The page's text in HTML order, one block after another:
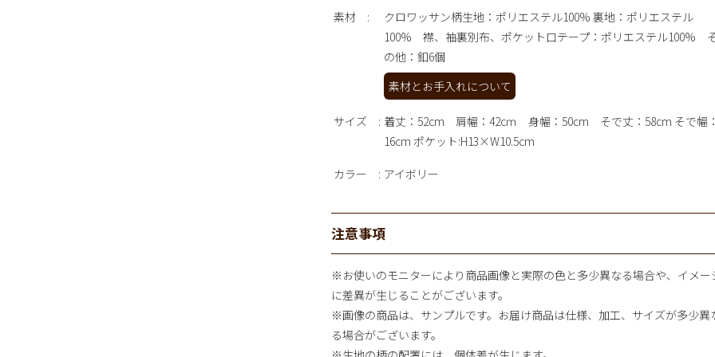
素材
クロワッサン柄生地：ポリエステル100% 裏地：ポリエステル
100% 襟、袖裏別布、ポケット口テープ：ポリエステル100%
の他：釦6個
素材とお手入れについて
サイズ
着丈：52cm 肩幅：42cｍ 身幅：50cm そで丈：58cm そで幅：
16cm ポケット:H13×W10.5cm
カラー アイボリー
注意事項
※お使いのモニターにより商品画像と実際の色と多少異なる場合や、イメー
に差異が生じることがございます。
※画像の商品は、サンプルです。お届け商品は仕様、加工、サイズが多少異
る場合がございます。